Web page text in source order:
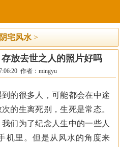
阴宅风水 >
放去世之人的照片好吗
作者：mingyu
很多人，可能都会在中途
的生离死别，生死是常态。
们为了纪念人生中的一些人
机里。但是从风水的角度来